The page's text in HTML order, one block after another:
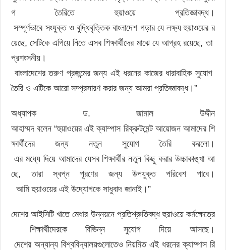
গ তৈরিতে হুয়াওয়ে প্রতিজ্ঞাবদ্ধ।
সম্পূর্ণভাবে সংযুক্ত ও বুদ্ধিবৃত্তিক বাংলাদেশ গড়ার যে লক্ষ্য হুয়াওয়ের র
য়েছে, সেটিকে এগিয়ে নিতে এসব শিক্ষার্থীদের মাঝে যে আগ্রহ রয়েছে, তা
প্রশংসনীয়।
বাংলাদেশের তরুণ প্রজন্মের জন্য এই ধরনের কাজের ধারাবাহিক সুযোগ
তৈরি ও এটিকে আরো সম্প্রসারণ করার জন্য আমরা প্রতিজ্ঞাবদ্ধ।”
অধ্যাপক ড. জামাল উদ্দীন
আহাম্মদ বলেন “হুয়াওয়ের এই ক্যাম্পাস রিক্রুটমেন্ট আয়োজন আমাদের শি
ক্ষার্থীদের জন্য নতুন সুযোগ তৈরি করলো।
এর মধ্যে দিয়ে আমাদের যেসব শিক্ষার্থীর নতুন কিছু করার উচ্চাকাঙ্খা আ
ছে, তারা স্বপ্ন পূরণের জন্য উপযুক্ত পরিবেশ পাবে।
আমি ‍হুয়াওয়ের এই উদ্যোগকে সাধুবাদ জানাই।”
দেশের আইসিটি খাতে মেধার উন্নয়নে প্রতিশ্রুতিবদ্ধ হুয়াওয়ে কর্মক্ষেত্রে
শিক্ষার্থীদেরকে বিভিন্ন সুযোগ দিয়ে আসছে।
দেশের অন্যান্য বিশ্ববিদ্যালয়গুলোতেও নিয়মিত এই ধরনের ক্যাম্পাস রি